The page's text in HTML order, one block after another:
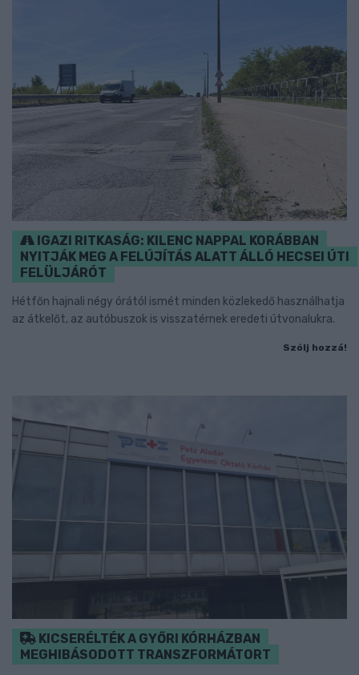
IGAZI RITKASÁG: KILENC NAPPAL KORÁBBAN
NYITJÁK MEG A FELÚJÍTÁS ALATT ÁLLÓ HECSEI ÚTI
FELÜLJÁRÓT
Hétfőn hajnali négy órától ismét minden közlekedő használhatja
az átkelőt, az autóbuszok is visszatérnek eredeti útvonalukra.
Szólj hozzá!
KICSERÉLTÉK A GYŐRI KÓRHÁZBAN
MEGHIBÁSODOTT TRANSZFORMÁTORT